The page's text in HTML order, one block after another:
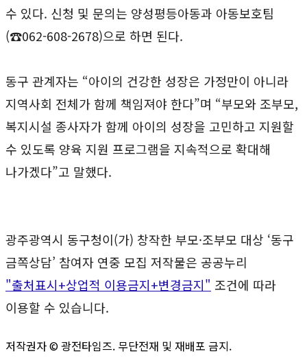
수 있다. 신청 및 문의는 양성평등아동과 아동보호팀
(☎062-608-2678)으로 하면 된다.
동구 관계자는 “아이의 건강한 성장은 가정만이 아니라
지역사회 전체가 함께 책임져야 한다”며 “부모와 조부모,
복지시설 종사자가 함께 아이의 성장을 고민하고 지원할
수 있도록 양육 지원 프로그램을 지속적으로 확대해
나가겠다”고 말했다.
광주광역시 동구청이(가) 창작한 부모·조부모 대상 ‘동구
금쪽상담’ 참여자 연중 모집 저작물은 공공누리
"출처표시+상업적 이용금지+변경금지" 조건에 따라
이용할 수 있습니다.
저작권자 ©광전타임즈. 무단전재 및 재배포 금지.